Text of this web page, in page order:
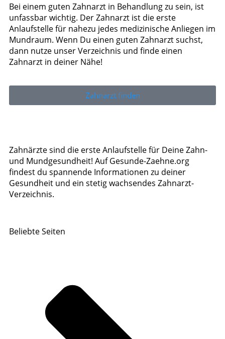
Bei einem guten Zahnarzt in Behandlung zu sein, ist
unfassbar wichtig. Der Zahnarzt ist die erste
Anlaufstelle für nahezu jedes medizinische Anliegen im
Mundraum. Wenn Du einen guten Zahnarzt suchst,
dann nutze unser Verzeichnis und finde einen
Zahnarzt in deiner Nähe!
Zahnarzt finden
Zahnärzte sind die erste Anlaufstelle für Deine Zahn-
und Mundgesundheit! Auf Gesunde-Zaehne.org
findest du spannende Informationen zu deiner
Gesundheit und ein stetig wachsendes Zahnarzt-
Verzeichnis.
Beliebte Seiten